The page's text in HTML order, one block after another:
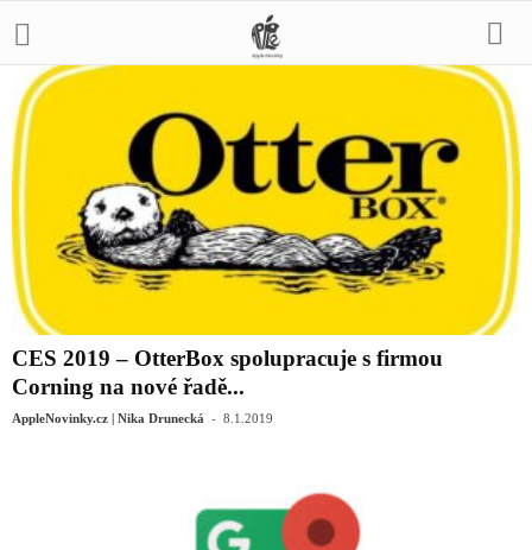
CES 2019 – OtterBox spolupracuje s firmou
Corning na nové řadě...
AppleNovinky.cz | Nika Drunecká - 8.1.2019